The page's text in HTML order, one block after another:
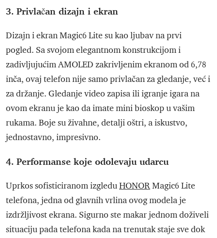
3. Privlačan dizajn i ekran
Dizajn i ekran Magic6 Lite su kao ljubav na prvi
pogled. Sa svojom elegantnom konstrukcijom i
zadivljujućim AMOLED zakrivljenim ekranom od 6,78
inča, ovaj telefon nije samo privlačan za gledanje, već i
za držanje. Gledanje video zapisa ili igranje igara na
ovom ekranu je kao da imate mini bioskop u vašim
rukama. Boje su živahne, detalji oštri, a iskustvo,
jednostavno, impresivno.
4. Performanse koje odolevaju udarcu
Uprkos sofisticiranom izgleduHONORMagic6 Lite
telefona, jedna od glavnih vrlina ovog modela je
izdržljivost ekrana. Sigurno ste makar jednom doživeli
situaciju pada telefona kada na trenutak staje sve dok